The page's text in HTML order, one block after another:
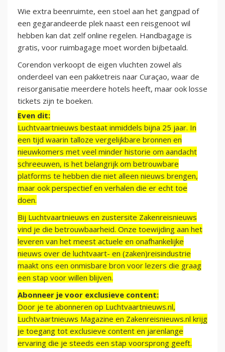
Wie extra beenruimte, een stoel aan het gangpad of
een gegarandeerde plek naast een reisgenoot wil
hebben kan dat zelf online regelen. Handbagage is
gratis, voor ruimbagage moet worden bijbetaald.
Corendon verkoopt de eigen vluchten zowel als
onderdeel van een pakketreis naar Curaçao, waar de
reisorganisatie meerdere hotels heeft, maar ook losse
tickets zijn te boeken.
Even dit:
Luchtvaartnieuws bestaat inmiddels bijna 25 jaar. In
een tijd waarin talloze vergelijkbare bronnen en
nieuwkomers met veel minder historie om aandacht
schreeuwen, is het belangrijk om betrouwbare
platforms te hebben die niet alleen nieuws brengen,
maar ook perspectief en verhalen die er echt toe
doen.
Bij Luchtvaartnieuws en zustersite Zakenreisnieuws
vind je die betrouwbaarheid. Onze toewijding aan het
leveren van het meest actuele en onafhankelijke
nieuws over de luchtvaart- en (zaken)reisindustrie
maakt ons een onmisbare bron voor lezers die graag
een stap voor willen blijven.
Abonneer je voor exclusieve content:
Door je te abonneren op Luchtvaartnieuws.nl,
Luchtvaartnieuws Magazine en Zakenreisnieuws.nl krijg
je toegang tot exclusieve content en jarenlange
ervaring die je steeds een stap voorsprong geeft.